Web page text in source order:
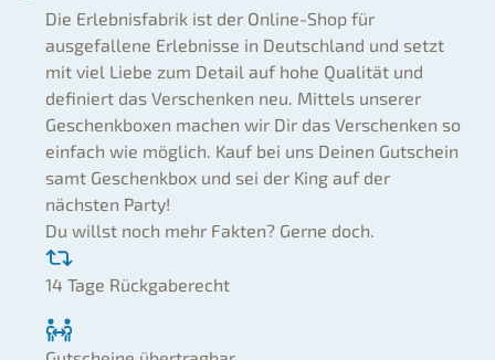
Die Erlebnisfabrik ist der Online-Shop für
ausgefallene Erlebnisse in Deutschland und setzt
mit viel Liebe zum Detail auf hohe Qualität und
definiert das Verschenken neu. Mittels unserer
Geschenkboxen machen wir Dir das Verschenken so
einfach wie möglich. Kauf bei uns Deinen Gutschein
samt Geschenkbox und sei der King auf der
nächsten Party!
Du willst noch mehr Fakten? Gerne doch.
14 Tage Rückgaberecht